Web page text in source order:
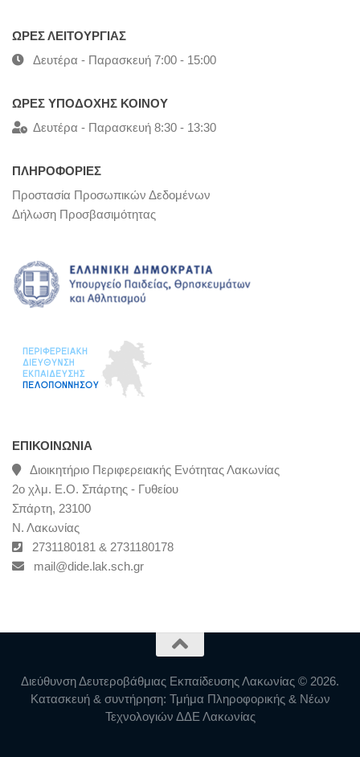
ΩΡΕΣ ΛΕΙΤΟΥΡΓΙΑΣ
Δευτέρα - Παρασκευή 7:00 - 15:00
ΩΡΕΣ ΥΠΟΔΟΧΗΣ ΚΟΙΝΟΥ
Δευτέρα - Παρασκευή 8:30 - 13:30
ΠΛΗΡΟΦΟΡΙΕΣ
Προστασία Προσωπικών Δεδομένων
Δήλωση Προσβασιμότητας
ΕΠΙΚΟΙΝΩΝΊΑ
Διοικητήριο Περιφερειακής Ενότητας Λακωνίας
2ο χλμ. Ε.Ο. Σπάρτης - Γυθείου
Σπάρτη, 23100
Ν. Λακωνίας
2731180181 & 2731180178
mail@dide.lak.sch.gr
Διεύθυνση Δευτεροβάθμιας Εκπαίδευσης Λακωνίας © 2026.
Κατασκευή & συντήρηση: Τμήμα Πληροφορικής & Νέων
Τεχνολογιών ΔΔΕ Λακωνίας